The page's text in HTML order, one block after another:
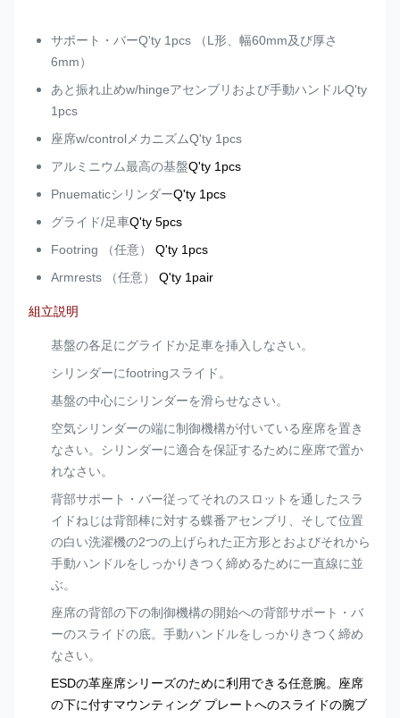
サポート・バーQ'ty 1pcs （L形、幅60mm及び厚さ
6mm）
あと振れ止めw/hingeアセンブリおよび手動ハンドルQ'ty
1pcs
座席w/controlメカニズムQ'ty 1pcs
アルミニウム最高の基盤Q'ty 1pcs
PnuematicシリンダーQ'ty 1pcs
グライド/足車Q'ty 5pcs
Footring （任意） Q'ty 1pcs
Armrests （任意） Q'ty 1pair
組立説明
基盤の各足にグライドか足車を挿入しなさい。
シリンダーにfootringスライド。
基盤の中心にシリンダーを滑らせなさい。
空気シリンダーの端に制御機構が付いている座席を置き
なさい。シリンダーに適合を保証するために座席で置か
れなさい。
背部サポート・バー従ってそれのスロットを通したスラ
イドねじは背部棒に対する蝶番アセンブリ、そして位置
の白い洗濯機の2つの上げられた正方形とおよびそれから
手動ハンドルをしっかりきつく締めるために一直線に並
ぶ。
座席の背部の下の制御機構の開始への背部サポート・バ
ーのスライドの底。手動ハンドルをしっかりきつく締め
なさい。
ESDの革座席シリーズのために利用できる任意腕。座席
の下に付すマウンティング プレートへのスライドの腕ブ